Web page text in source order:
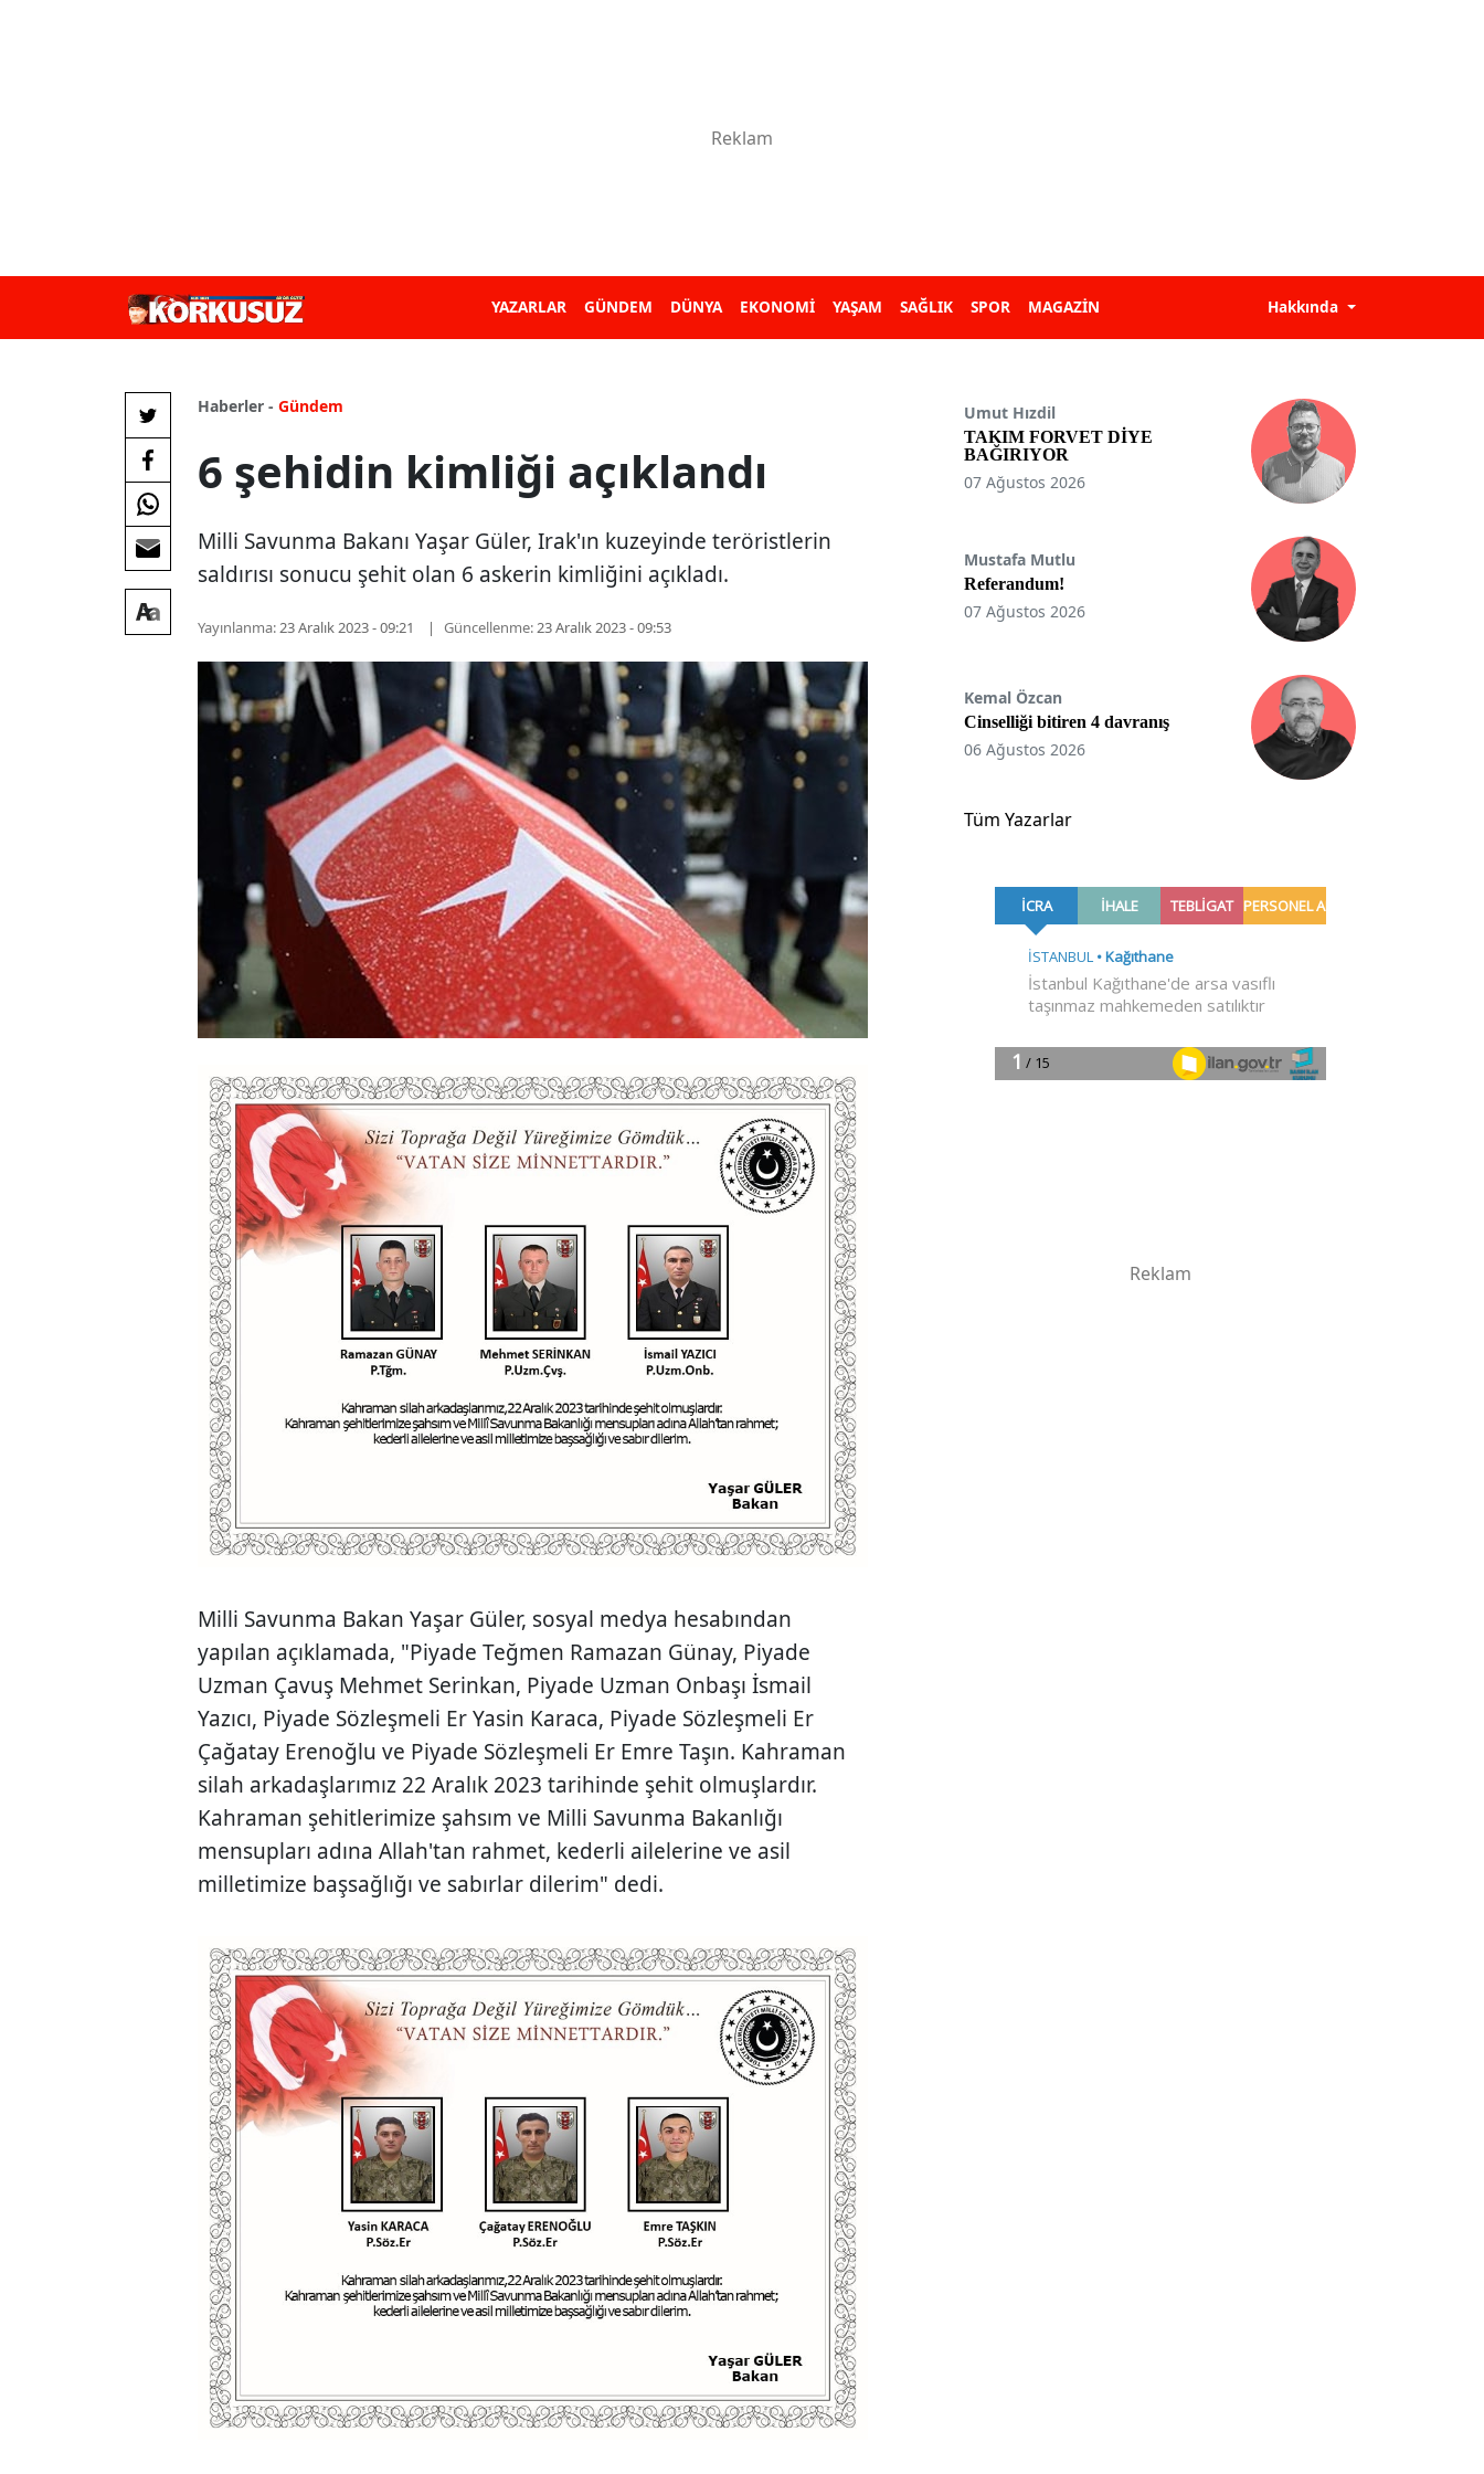
YAZARLAR GÜNDEM DÜNYA EKONOMİ YAŞAM SAĞLIK SPOR MAGAZİN Hakkında
Haberler - Gündem
6 şehidin kimliği açıklandı
Milli Savunma Bakanı Yaşar Güler, Irak'ın kuzeyinde teröristlerin
saldırısı sonucu şehit olan 6 askerin kimliğini açıkladı.
Yayınlanma:23 Aralık 2023 - 09:21 Güncellenme:23 Aralık 2023 - 09:53
Milli Savunma Bakan Yaşar Güler, sosyal medya hesabından
yapılan açıklamada, "Piyade Teğmen Ramazan Günay, Piyade
Uzman Çavuş Mehmet Serinkan, Piyade Uzman Onbaşı İsmail
Yazıcı, Piyade Sözleşmeli Er Yasin Karaca, Piyade Sözleşmeli Er
Çağatay Erenoğlu ve Piyade Sözleşmeli Er Emre Taşın. Kahraman
silah arkadaşlarımız 22 Aralık 2023 tarihinde şehit olmuşlardır.
Kahraman şehitlerimize şahsım ve Milli Savunma Bakanlığı
mensupları adına Allah'tan rahmet, kederli ailelerine ve asil
milletimize başsağlığı ve sabırlar dilerim" dedi.
Umut Hızdil
TAKIM FORVET DİYE
BAĞIRIYOR
07 Ağustos 2026
Mustafa Mutlu
Referandum!
07 Ağustos 2026
Kemal Özcan
Cinselliği bitiren 4 davranış
06 Ağustos 2026
Tüm Yazarlar